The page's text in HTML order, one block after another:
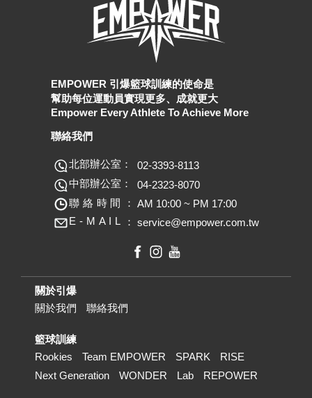
EMPOWER 引爆籃球訓練的使命是
幫助每位運動員實現更多、成就更大
Empower Every Athlete To Achieve More
聯絡我們
北部辦公室：
02-3393-8113
中部辦公室：
04-2323-8070
聯絡時間： AM 10:00 ~ PM 17:00
E - M A I L ： service@empower.com.tw
關於引爆
關於我們
聯絡我們
籃球訓練
Rookies
Team EMPOWER SPARK
RISE
Next Generation
WONDER Lab REPOWER